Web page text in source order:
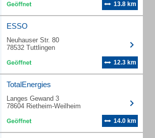
13.8 km
ESSO
Neuhauser Str. 80
78532 Tuttlingen
12.3 km
TotalEnergies
Langes Gewand 3
78604 Rietheim-Weilheim
14.0 km